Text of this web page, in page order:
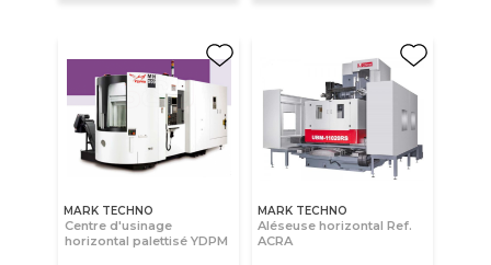
MARK TECHNO
Centre d'usinage
horizontal palettisé YDPM
MARK TECHNO
Aléseuse horizontal Ref.
ACRA